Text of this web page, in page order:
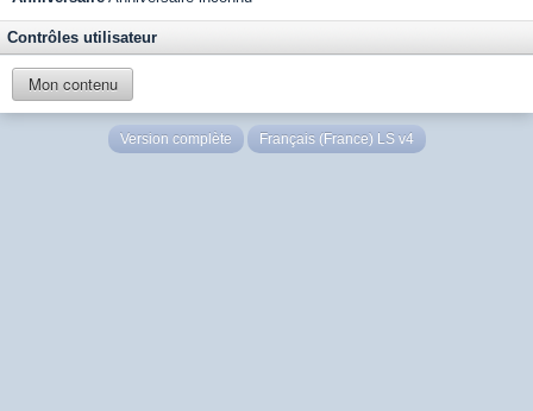
Contrôles utilisateur
Mon contenu
Version complète Français (France) LS v4